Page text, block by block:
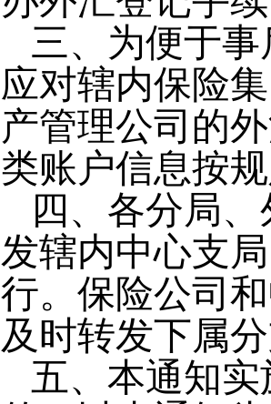
三、为便于
应对辖内保险
产管理公司的
类账户信息按
四、各分局
发辖内中心支
行。保险公司
及时转发下属
五、本通知